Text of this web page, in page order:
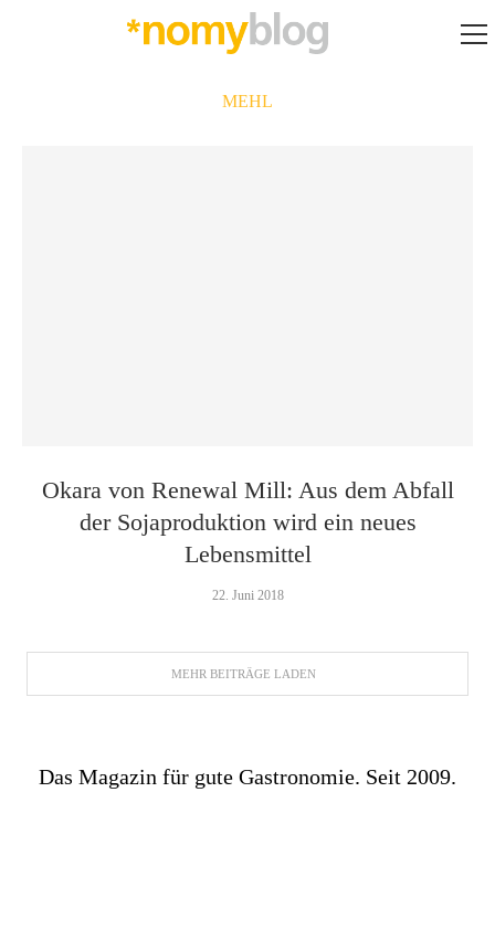
MEHL
Okara von Renewal Mill: Aus dem Abfall
der Sojaproduktion wird ein neues
Lebensmittel
22. Juni 2018
MEHR BEITRÄGE LADEN
Das Magazin für gute Gastronomie. Seit 2009.